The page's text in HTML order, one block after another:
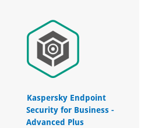
Kaspersky Endpoint
Security for Business -
Advanced Plus